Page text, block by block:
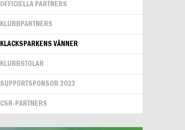
OFFICIELLA PARTNERS
KLUBBPARTNERS
KLACKSPARKENS VÄNNER
KLUBBSTOLAR
SUPPORTSPONSOR 2023
CSR-PARTNERS